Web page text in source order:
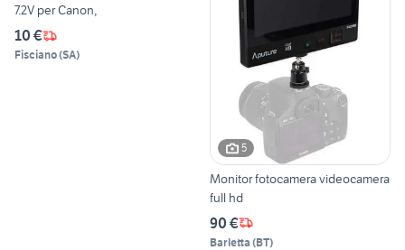
7.2V per Canon,
10 €
Fisciano(SA)
5
Monitor fotocamera videocamera
full hd
90 €
Barletta (BT)